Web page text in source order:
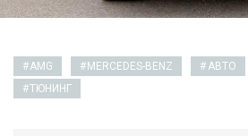
AMG MERCEDES-BENZ АВТО
ТЮНИНГ